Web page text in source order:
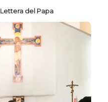
Lettera del Papa